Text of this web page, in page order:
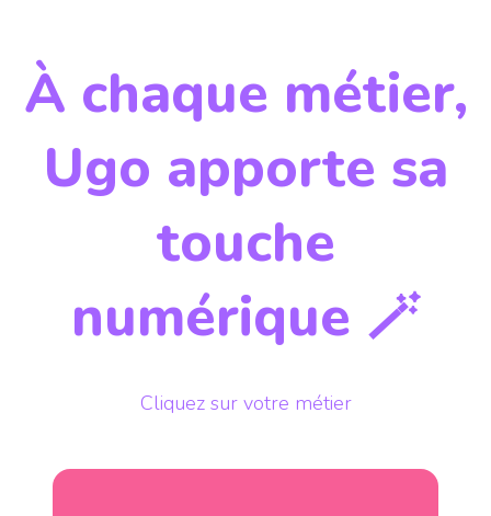
À chaque métier,
Ugo apporte sa
touche
numérique 🪄
Cliquez sur votre métier